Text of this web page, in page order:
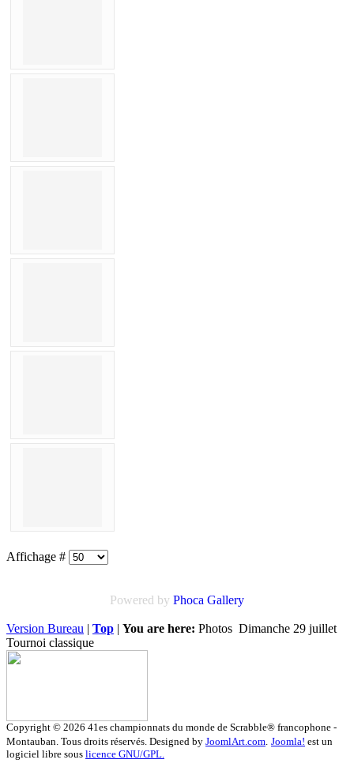
Affichage #
Powered by Phoca Gallery
Version Bureau | Top | You are here: Photos Dimanche 29 juillet
Tournoi classique
Copyright © 2026 41es championnats du monde de Scrabble® francophone -
Montauban. Tous droits réservés. Designed by JoomlArt.com Joomla! est un
logiciel libre sous licence GNU/GPL.